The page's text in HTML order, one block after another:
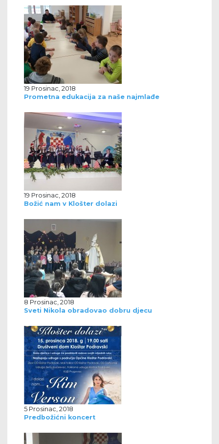
19 Prosinac, 2018
Prometna edukacija za naše najmlađe
19 Prosinac, 2018
Božić nam v Klošter dolazi
8 Prosinac, 2018
Sveti Nikola obradovao dobru djecu
5 Prosinac, 2018
Predbožićni koncert